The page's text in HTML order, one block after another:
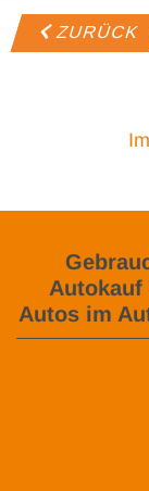
ZURÜCK
Autokauf
Autos im